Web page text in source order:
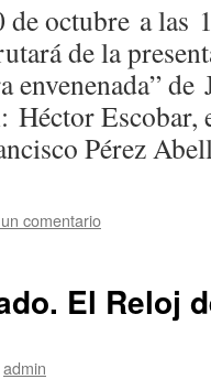
octubre a las
de la
envenenada”
Escobar,
Pérez
comentario
El Reloj
admin